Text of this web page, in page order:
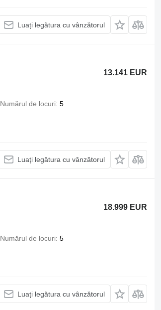
Luați legătura cu vânzătorul
13.141 EUR
Numărul de locuri 5
Luați legătura cu vânzătorul
18.999 EUR
Numărul de locuri 5
Luați legătura cu vânzătorul